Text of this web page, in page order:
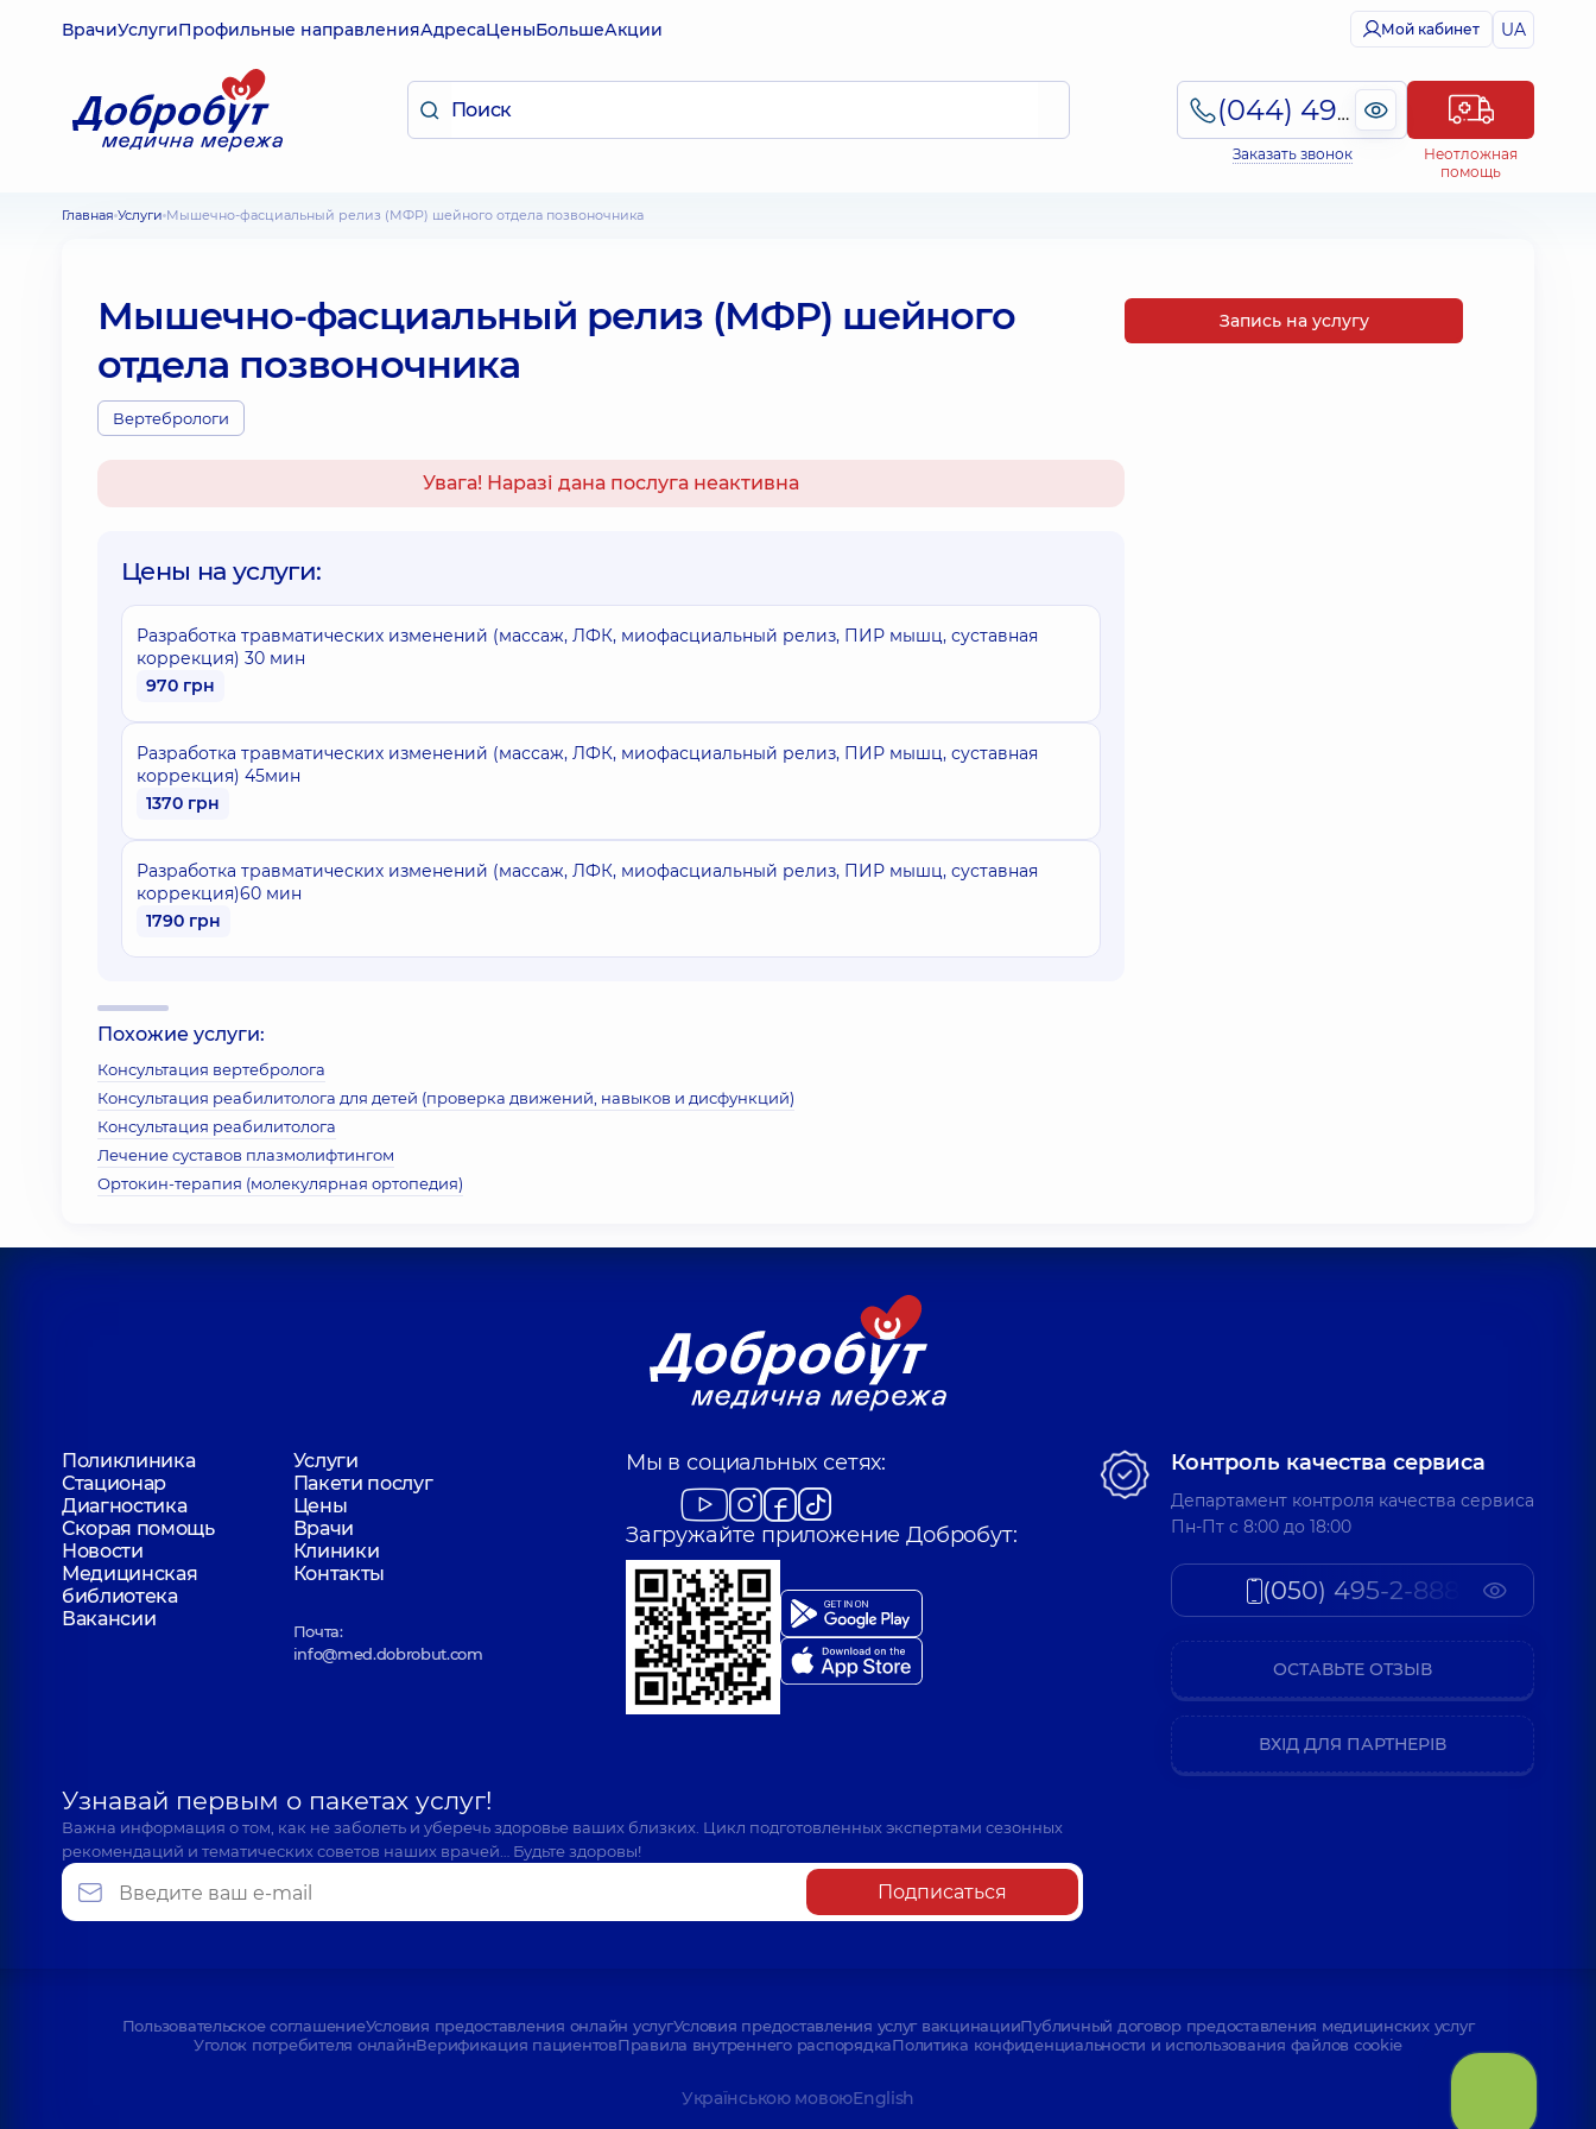
ВрачиУслугиПрофильные направленияАдресаЦеныБольшеАкции Мой кабинет UA
(044) 495-2-888
Заказать звонок
Неотложная
помощь
Главная Услуги Мышечно-фасциальный релиз (МФР) шейного отдела позвоночника
Мышечно-фасциальный релиз (МФР) шейного
отдела позвоночника
Вертебрологи
Увага! Наразі дана послуга неактивна
Цены на услуги:
Разработка травматических изменений (массаж, ЛФК, миофасциальный релиз, ПИР мышц, суставная
коррекция) 30 мин
970 грн
Разработка травматических изменений (массаж, ЛФК, миофасциальный релиз, ПИР мышц, суставная
коррекция) 45мин
1370 грн
Разработка травматических изменений (массаж, ЛФК, миофасциальный релиз, ПИР мышц, суставная
коррекция)60 мин
1790 грн
Похожие услуги:
Консультация вертебролога
Консультация реабилитолога для детей (проверка движений, навыков и дисфункций)
Консультация реабилитолога
Лечение суставов плазмолифтингом
Ортокин-терапия (молекулярная ортопедия)
Запись на услугу
Поликлиника
Услуги
Стационар
Пакети послуг
Диагностика
Цены
Скорая помощь
Врачи
Новости
Клиники
Медицинская
библиотека
Контакты
Вакансии
Почта:
info@med.dobrobut.com
Мы в социальных сетях:
Загружайте приложение Добробут:
Узнавай первым о пакетах услуг!
Важна информация о том, как не заболеть и уберечь здоровье ваших близких. Цикл подготовленных экспертами сезонных
рекомендаций и тематических советов наших врачей… Будьте здоровы!
Подписаться
Контроль качества сервиса
Департамент контроля качества сервиса
Пн-Пт c 8:00 до 18:00
(050) 495-2-888
ОСТАВЬТЕ ОТЗЫВ
ВХІД ДЛЯ ПАРТНЕРІВ
Пользовательское соглашениеУсловия предоставления онлайн услугУсловия предоставления услуг вакцинацииПубличный договор предоставления медицинских услуг
Уголок потребителя онлайнВерификация пациентовПравила внутреннего распорядкаПолитика конфиденциальности и использования файлов cookie
Українською мовоюEnglish